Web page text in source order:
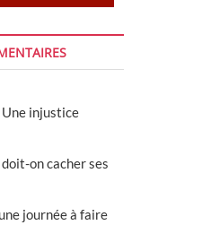
injustice
on cacher ses
journée à faire